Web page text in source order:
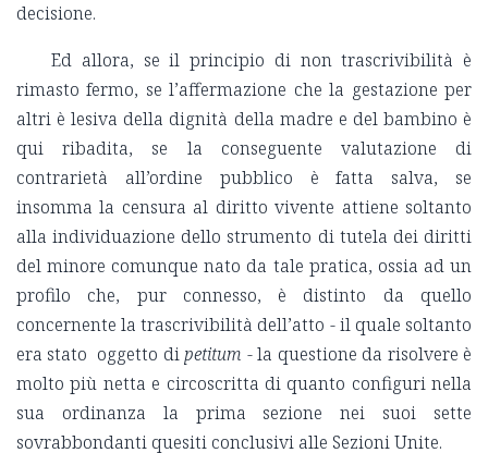
decisione.
Ed allora, se il principio di non trascrivibilità è
rimasto fermo, se l’affermazione che la gestazione per
altri è lesiva della dignità della madre e del bambino è
qui ribadita, se la conseguente valutazione di
contrarietà all’ordine pubblico è fatta salva, se
insomma la censura al diritto vivente attiene soltanto
alla individuazione dello strumento di tutela dei diritti
del minore comunque nato da tale pratica, ossia ad un
profilo che, pur connesso, è distinto da quello
concernente la trascrivibilità dell’atto - il quale soltanto
era stato oggetto dipetitum - la questione da risolvere è
molto più netta e circoscritta di quanto configuri nella
sua ordinanza la prima sezione nei suoi sette
sovrabbondanti quesiti conclusivi alle Sezioni Unite.